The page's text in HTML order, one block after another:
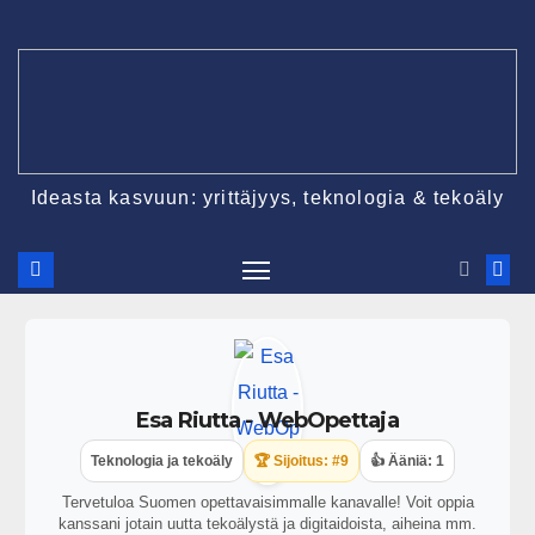
Ideasta kasvuun: yrittäjyys, teknologia & tekoäly
Esa Riutta - WebOpettaja
Teknologia ja tekoäly 🏆 Sijoitus: #9 👍 Ääniä: 1
Tervetuloa Suomen opettavaisimmalle kanavalle! Voit oppia
kanssani jotain uutta tekoälystä ja digitaidoista, aiheina mm.